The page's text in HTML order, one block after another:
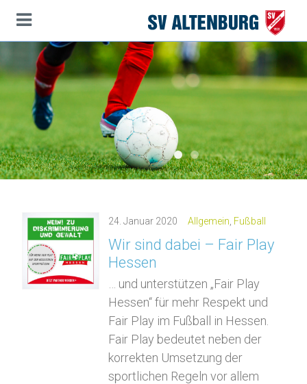
Themennavigation
Seitenanfang
24. Januar 2020 Allgemein Fußball
Wir sind dabei – Fair Play
Hessen
… und unterstützen „Fair Play
Hessen“ für mehr Respekt und
Fair Play im Fußball in Hessen.
Fair Play bedeutet neben der
korrekten Umsetzung der
sportlichen Regeln vor allem